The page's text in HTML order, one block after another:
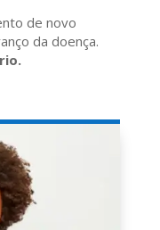
de novo
da doença.